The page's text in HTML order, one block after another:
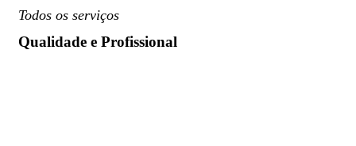
Todos os serviços
Qualidade e Profissional